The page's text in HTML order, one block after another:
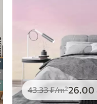
43.33₣/m²26 .00